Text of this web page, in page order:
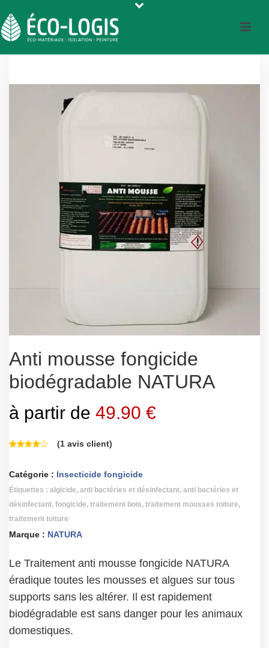
Anti mousse fongicide
biodégradable NATURA
à partir de 49.90 €
(1avis client)
Catégorie : Insecticide fongicide
Étiquettes : algicide, anti bactéries et désinfectant, anti bactéries et
désinfectant, fongicide, traitement bois, traitement mousses toiture,
traitement toiture
Marque : NATURA
Le Traitement anti mousse fongicide NATURA
éradique toutes les mousses et algues sur tous
supports sans les altérer. Il est rapidement
biodégradable est sans danger pour les animaux
domestiques.